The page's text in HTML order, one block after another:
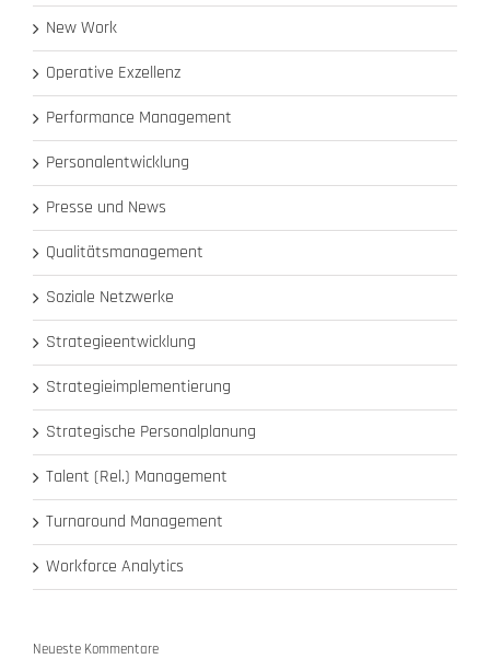
New Work
Operative Exzellenz
Performance Management
Personalentwicklung
Presse und News
Qualitätsmanagement
Soziale Netzwerke
Strategieentwicklung
Strategieimplementierung
Strategische Personalplanung
Talent (Rel.) Management
Turnaround Management
Workforce Analytics
Neueste Kommentare